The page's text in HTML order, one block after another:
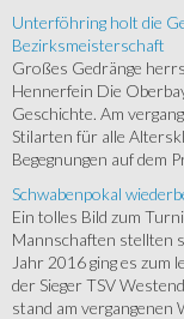
Unterföhring holt die
Bezirksmeisterschaft
Großes Gedränge
Hennerfein Die
Geschichte. Am
Stilarten für alle
Begegnungen auf dem
Schwabenpokal
Ein tolles Bild zum
Mannschaften stellten
Jahr 2016 ging es zum
der Sieger TSV
stand am vergangenen